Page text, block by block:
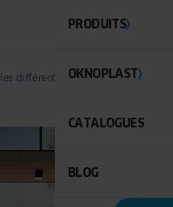
PRODUITS
OKNOPLAST
CATALOGUES
BLOG
différentes et pourquoi ? 3e partie
SAUVEGARDER